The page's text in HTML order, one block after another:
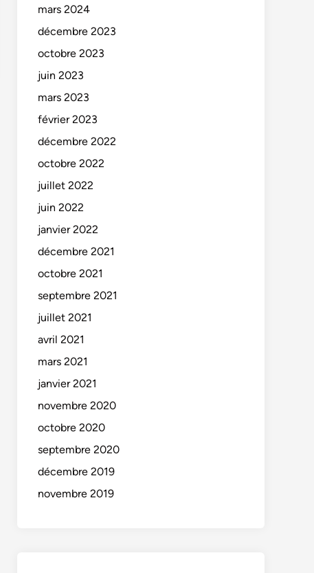
mars 2024
décembre 2023
octobre 2023
juin 2023
mars 2023
février 2023
décembre 2022
octobre 2022
juillet 2022
juin 2022
janvier 2022
décembre 2021
octobre 2021
septembre 2021
juillet 2021
avril 2021
mars 2021
janvier 2021
novembre 2020
octobre 2020
septembre 2020
décembre 2019
novembre 2019